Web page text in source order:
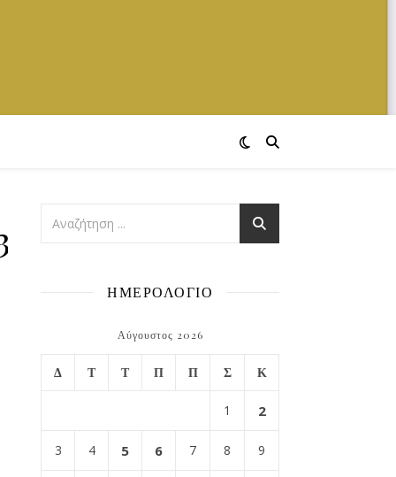
ΗΜΕΡΟΛΟΓΙΟ
Αύγουστος 2026
Δ Τ Τ Π Π Σ Κ
1 2
3 4 5 6 7 8 9